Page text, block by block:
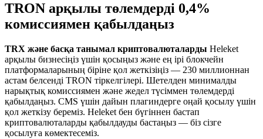
TRON арқылы төлемдерді 0,4%
комиссиямен қабылдаңыз
TRX және басқа танымал криптовалюталарды Heleket
арқылы бизнесіңіз үшін қосыңыз және ең ірі блокчейн
платформаларының біріне қол жеткізіңіз — 230 миллионнан
астам белсенді TRON тіркелгілері. Шетелден минималды
нарықтық комиссиямен және жедел түсіммен төлемдерді
қабылдаңыз. CMS үшін дайын плагиндерге оңай қосылу үшін
қол жеткізу береміз. Heleket бен бүгіннен бастап
криптовалюталарды қабылдауды бастаңыз — біз сізге
қосылуға көмектесеміз.